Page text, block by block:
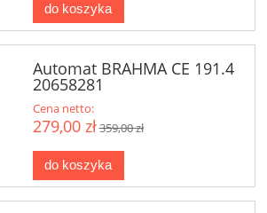
do koszyka
Automat BRAHMA CE 191.4
20658281
Cena netto:
279,00 zł359,00 zł
do koszyka